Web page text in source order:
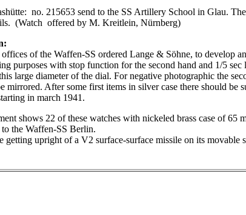
no. 215653 send to the SS Artillery School in Glau.
(Watch offered by M. Kreitlein, Nürnberg)
of the Waffen-SS ordered Lange & Söhne, to develop
purposes with stop function for the second hand and 1/5 sec
large diameter of the dial. For negative photographic the
mirrored. After some first items in silver case there should be
in march 1941.
shows 22 of these watches with nickeled brass case of 65
the Waffen-SS Berlin.
getting upright of a V2 surface-surface missile on its movable